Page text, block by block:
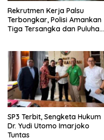
Rekrutmen Kerja Palsu
Terbongkar, Polisi Amankan
Tiga Tersangka dan Puluhan
SP3 Terbit, Sengketa Hukum
Dr. Yudi Utomo Imarjoko
Tuntas